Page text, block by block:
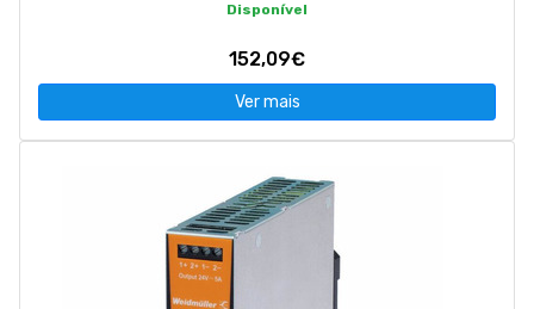
Disponível
152,09€
Ver mais